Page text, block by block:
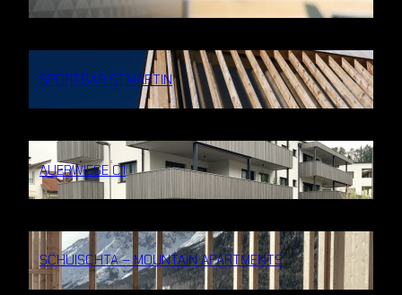
SPORTBAR ST.MARTIN
AUERWIESE C1
SCHUISCHTA – MOUNTAIN APARTMENTS